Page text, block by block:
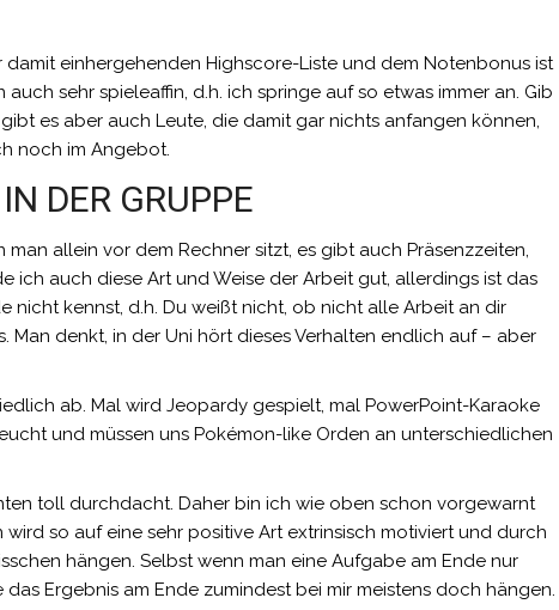
einhergehenden Highscore-Liste und dem Notenbonus ist
sehr spieleaffin, d.h. ich springe auf so etwas immer an. Gib
es aber auch Leute, die damit gar nichts anfangen können,
noch im Angebot.
DER GRUPPE
allein vor dem Rechner sitzt, es gibt auch Präsenzzeiten,
ich auch diese Art und Weise der Arbeit gut, allerdings ist das
nicht kennst, d.h. Du weißt nicht, ob nicht alle Arbeit an dir
Man denkt, in der Uni hört dieses Verhalten endlich auf – aber
ab. Mal wird Jeopardy gespielt, mal PowerPoint-Karaoke
und müssen uns Pokémon-like Orden an unterschiedlichen
toll durchdacht. Daher bin ich wie oben schon vorgewarnt
so auf eine sehr positive Art extrinsisch motiviert und durch
hängen. Selbst wenn man eine Aufgabe am Ende nur
Ergebnis am Ende zumindest bei mir meistens doch hängen.